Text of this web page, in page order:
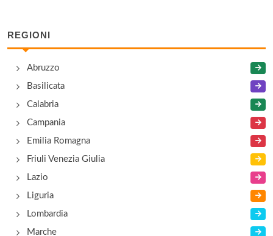
REGIONI
Abruzzo
Basilicata
Calabria
Campania
Emilia Romagna
Friuli Venezia Giulia
Lazio
Liguria
Lombardia
Marche